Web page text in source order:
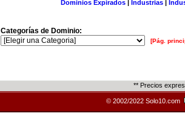
Dominios Expirados | Industrias |
Categorías de Dominio:
[Pág.
** Precios
© 2002/2022 Solo10.com